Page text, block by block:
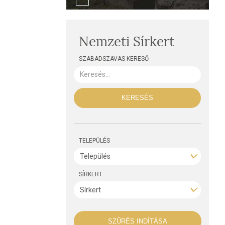
Nemzeti Sírkert
SZABADSZAVAS KERESŐ
KERESÉS
TELEPÜLÉS
SÍRKERT
SZŰRÉS INDÍTÁSA